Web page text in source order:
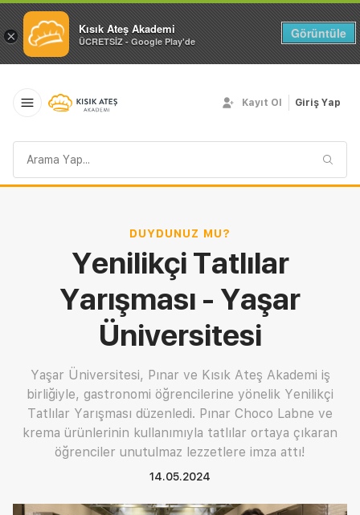
× Kısık Ateş Akademi
ÜCRETSİZ - Google Play'de
Görüntüle
sorgusu
Kayıt Ol Giriş Yap
DUYDUNUZ MU?
Yenilikçi Tatlılar
Yarışması - Yaşar
Üniversitesi
Yaşar Üniversitesi, Pınar ve Kısık Ateş Akademi iş
birliğiyle, gastronomi öğrencilerine yönelik Yenilikçi
Tatlılar Yarışması düzenledi. Pınar Choco Labne ve
krema ürünlerinin kullanımıyla tatlılar ortaya çıkaran
öğrenciler unutulmaz lezzetlere imza attı!
14.05.2024